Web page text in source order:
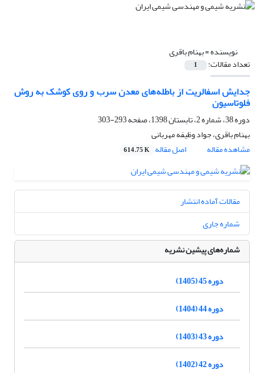
نویسنده =بهنام باقری
تعداد مقالات: 1
جدایش اسفالریت از باطله‌های معدن سرب و روی کوشک به روش
فلوتاسیون
دوره 38، شماره 2، تابستان 1398، صفحه
293-303
بهنام باقری، جواد وظیفه مهربانی
مشاهده مقاله
اصل مقاله 614.75 K
مقالات آماده انتشار
شماره جاری
شماره‌های پیشین نشریه
دوره 45 (1405)
دوره 44 (1404)
دوره 43 (1403)
دوره 42 (1402)